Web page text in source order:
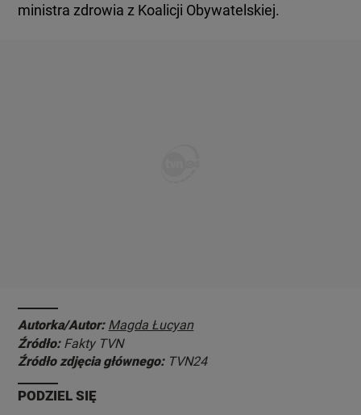
ministra zdrowia z Koalicji Obywatelskiej.
Autorka/Autor: Magda Łucyan
Źródło: Fakty TVN
Źródło zdjęcia głównego: TVN24
PODZIEL SIĘ